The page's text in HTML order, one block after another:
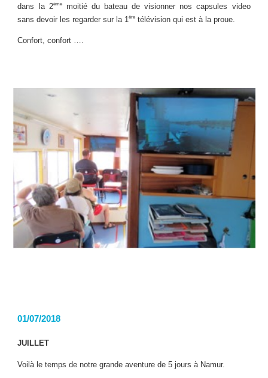
dans la 2èmemoitié du bateau de visionner nos capsules video
sans devoir les regarder sur la 1ère télévision qui est à la proue.
Confort, confort ….
01/07/2018
JUILLET
Voilà le temps de notre grande aventure de 5 jours à Namur.